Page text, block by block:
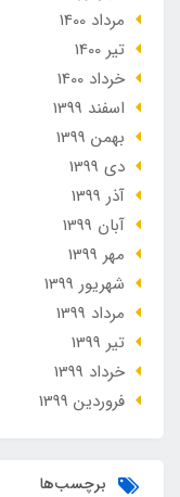
مرداد 1400
تير 1400
خرداد 1400
اسفند 1399
بهمن 1399
دی 1399
آذر 1399
آبان 1399
مهر 1399
شهریور 1399
مرداد 1399
تير 1399
خرداد 1399
فروردین 1399
برچسب‌ها